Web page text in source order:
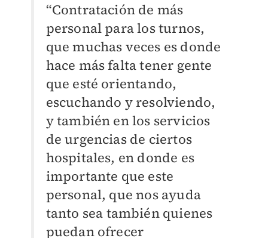
“Contratación de más
personal para los turnos,
que muchas veces es donde
hace más falta tener gente
que esté orientando,
escuchando y resolviendo,
y también en los servicios
de urgencias de ciertos
hospitales, en donde es
importante que este
personal, que nos ayuda
tanto sea también quienes
puedan ofrecer